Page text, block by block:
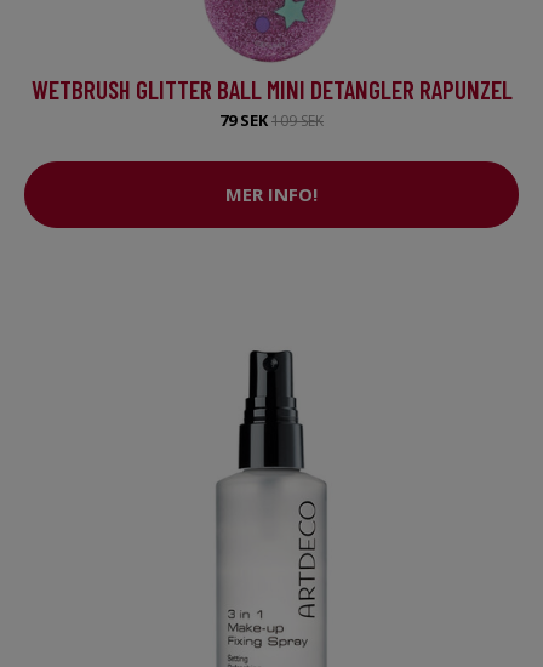
WETBRUSH GLITTER BALL MINI DETANGLER RAPUNZEL
79 SEK109 SEK
MER INFO!